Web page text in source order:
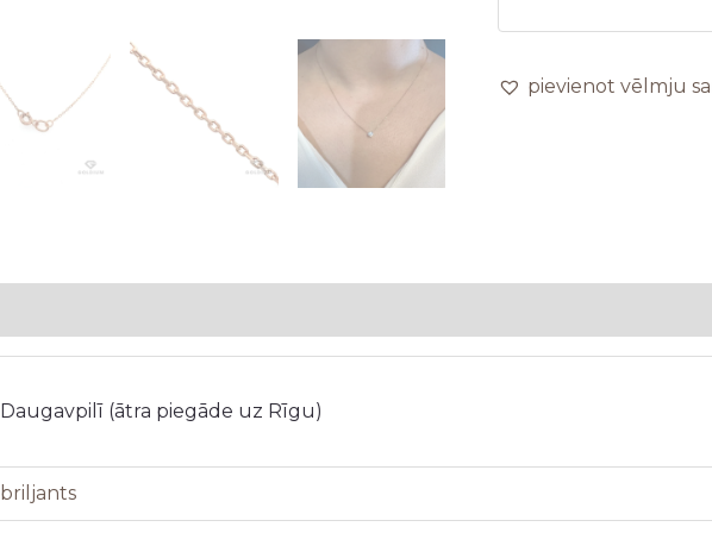
pievienot vēlmju
Daugavpilī (ātra piegāde uz Rīgu)
briljants